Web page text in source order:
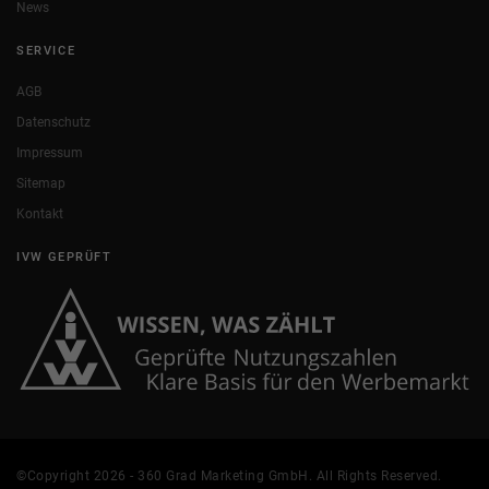
News
SERVICE
AGB
Datenschutz
Impressum
Sitemap
Kontakt
IVW GEPRÜFT
©Copyright 2026 - 360 Grad Marketing GmbH. All Rights Reserved.